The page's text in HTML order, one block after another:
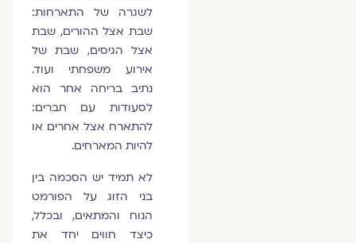
לשגרה של התארחות:
שבת אצל ההורים, שבת
אצל הגיסים, שבת של
אירוע משפחתי ועוד.
נתיב בריחה אחר הוא
לסעודות עם חברים:
להתארח אצל אחרים או
להיות המארחים.
לא תמיד יש הסכמה בין
בני הזוג על הפורמט
הנוח והמתאים, ובכלל,
כיצד חווים יחד את